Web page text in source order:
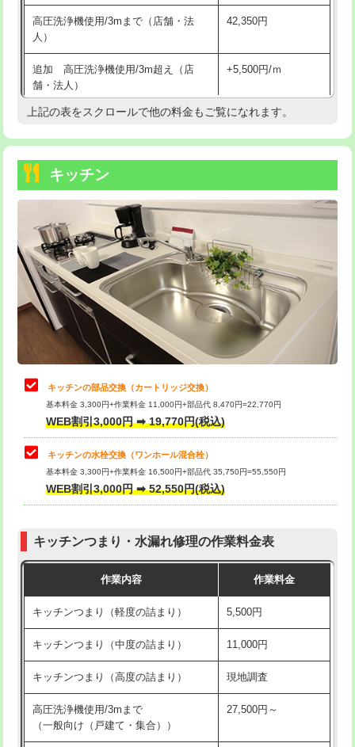
持込商品取付（単水栓） 13,200円
持込商品取付（混合水栓）
持込商品取付（浄水器・分岐水栓） 16,500円
持込商品取付（温水洗浄便座） 22,000円
持込商品取付（普通便座⇔温水洗浄便
22,000円
給水管工事※（ホール加工)
給水管工事※（バンド止め) 3,300円
給水管工事※（支持金具設置) 5,500円
給水管工事※（保温材使用（バンド止
め込み）)
5,500円
給水管工事※（土の掘削・埋め戻し作
11,000円
給水管工事※（塩ビ管（VP・HI）使
用/3ｍまで)
給水管工事※（塩ビ管（VP・HI）使
用（追加）/3ｍ超え)
給水管工事※（ライニング鋼管・銅
管・ポリ管・HT管使用/3ｍまで)
44,000円
管・ポリ管・HT管使用/3ｍ超え)
排水管工事（土の掘削・埋め戻し作
11,000円~
排水管工事（排水管工事/3ｍまで） 55,000円
排水管工事（追加 排水管工事/3ｍ超
+11,000円
マス交換（土の掘削・埋め戻し作業）
マス交換（深さ50㎝未満）
高圧洗浄機使用/3mまで（店舗・法
人）
42,350円
追加 高圧洗浄機使用/3m超え（店
舗・法人）
+5,500円/ｍ
高度高圧洗浄換 現地調査
トーラー機使用/3mまで
追加トーラー機使用/3m超え +3,300円
カメラ調査 33,000円
桝清掃 8,800円
止水・漏水調査・防水処理・清掃・修
理・調整・分解・加工など（軽作業）
11,000円
止水・漏水調査・防水処理・清掃・修
理・調整・分解・加工など（中作業）
22,000円
止水・漏水調査・防水処理・清掃・修
理・調整・分解・加工など（重作業）
33,000円
お風呂タンク脱着
その他部品の脱着
式・ワンホール）)
交換・取付(排水栓・排水トラップ
22,000円+材料費
持込商品取付（単水栓）
上記の表をスクロールで他の料金もご覧になれます。
キッチン
キッチンの部品交換（カートリッジ交換）
基本料金 3,300円+作業料金 11,000円+部品代 8,470円=22,770円
WEB割引3,000円 ➡ 19,770円(税込)
キッチンの水栓交換（ワンホール混合栓）
基本料金 3,300円+作業料金 16,500円+部品代 35,750円=55,550円
WEB割引3,000円 ➡ 52,550円(税込)
キッチンつまり・水漏れ修理の作業料金表
作業内容 作業料金
キッチンつまり（軽度の詰まり） 5,500円
キッチンつまり（中度の詰まり） 11,000円
キッチンつまり（高度の詰まり） 現地調査
高圧洗浄機使用/3mまで
（一般向け（戸建て・集合））
27,500円～